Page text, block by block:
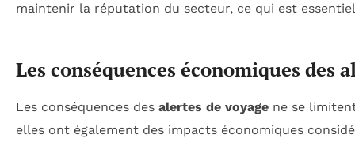
maintenir la réputation du secteur, ce qui est
Les conséquences économiques des
Les conséquences des alertes de voyage ne se
elles ont également des impacts économiques